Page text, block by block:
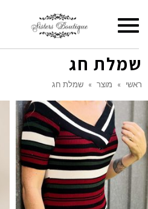
תפריט
שמלת חג
ראשי » מוצר » שמלת חג